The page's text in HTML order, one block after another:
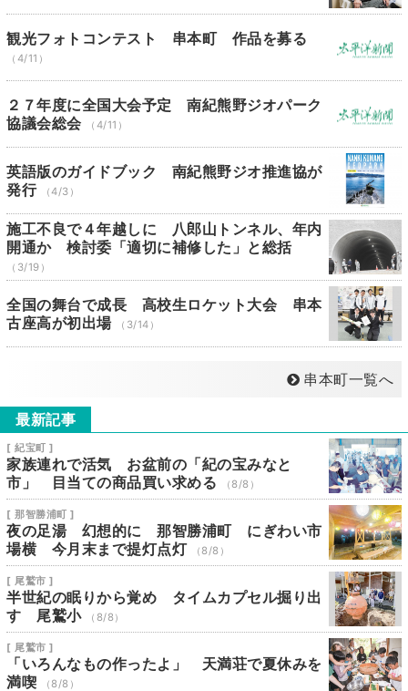
観光フォトコンテスト 串本町 作品を募る
（4/11）
２７年度に全国大会予定 南紀熊野ジオパーク
協議会総会
（4/11）
英語版のガイドブック 南紀熊野ジオ推進協が
発行
（4/3）
施工不良で４年越しに 八郎山トンネル、年内
開通か 検討委「適切に補修した」と総括
（3/19）
全国の舞台で成長 高校生ロケット大会 串本
古座高が初出場
（3/14）
串本町一覧へ
最新記事
[ 紀宝町 ]
家族連れで活気 お盆前の「紀の宝みなと
市」 目当ての商品買い求める
（8/8）
[ 那智勝浦町 ]
夜の足湯 幻想的に 那智勝浦町 にぎわい市
場横 今月末まで提灯点灯
（8/8）
[ 尾鷲市 ]
半世紀の眠りから覚め タイムカプセル掘り出
す 尾鷲小
（8/8）
[ 尾鷲市 ]
「いろんなもの作ったよ」 天満荘で夏休みを
満喫
（8/8）